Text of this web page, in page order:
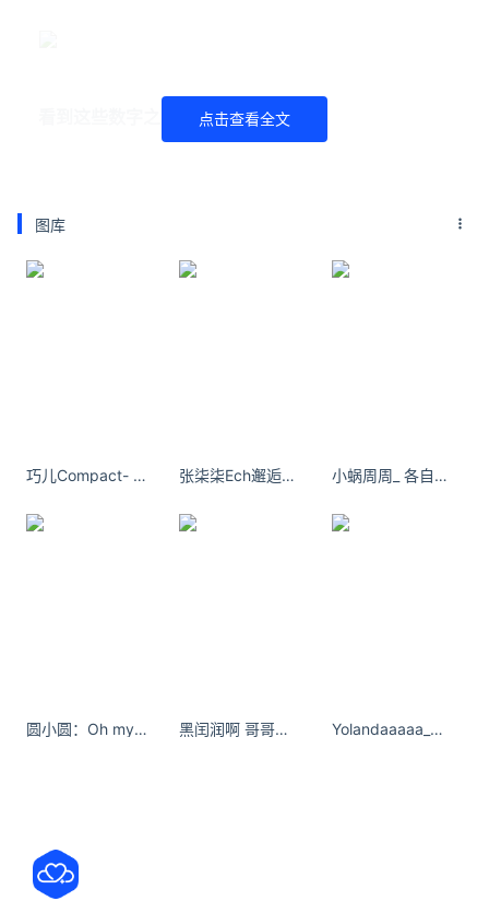
看到这些数字之后的心情，
家一样的胡同，如朋友一样就在身边。
这是很多老北京人生活了一辈子的地方。
感谢微博：“胡游京城”以下是他精心的统计！
点击查看全文
图库
巧儿Compact- 这是一季多巴胺穿搭 ​​​ 张柒柒Ech邂逅摩纳哥王妃同款护肤 情人节快乐呀 #motd# ​​​ 小蜗周周_ 各自乘流而上，互为欢喜人间。
圆小圆：Oh my god我已经爱上她#大长腿美女 #ohmygod我已经爱上她 黑闰润啊 哥哥的拳头比较硬，还是想我的时候比较硬 ​​​ Yolandaaaaa_｜少吃一定会瘦｜骨感瘦永远自带清冷 - 小红书